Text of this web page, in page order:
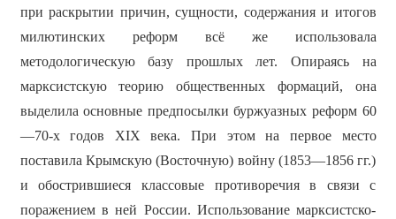
при раскрытии причин, сущности, содержания и итогов
милютинских реформ всё же использовала
методологическую базу прошлых лет. Опираясь на
марксистскую теорию общественных формаций, она
выделила основные предпосылки буржуазных реформ 60
—70-х годов XIX века. При этом на первое место
поставила Крымскую (Восточную) войну (1853—1856 гг.)
и обострившиеся классовые противоречия в связи с
поражением в ней России. Использование марксистско-